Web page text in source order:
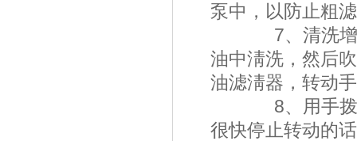
泵中，以防止粗
7、清洗增压
油中淸洗，然后
油滤淸器，转动
8、用手拨动
很快停止转动的